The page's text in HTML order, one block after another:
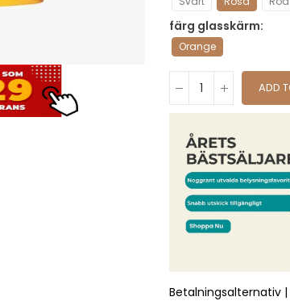
färg glasskärm
Orange
ADD
Betalningsalternativ |